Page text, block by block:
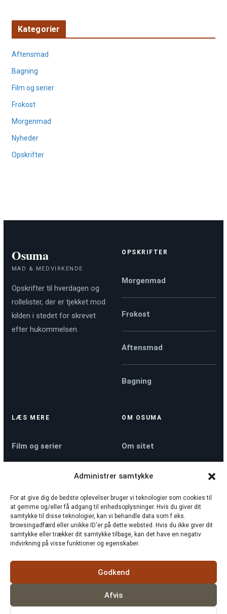
Administrer samtykke
For at give dig de bedste oplevelser bruger vi teknologier som cookies til
at gemme og/eller få adgang til enhedsoplysninger. Hvis du giver dit
samtykke til disse teknologier, kan vi behandle data som f.eks.
browsingadfærd eller unikke ID'er på dette websted. Hvis du ikke giver dit
samtykke eller trækker dit samtykke tilbage, kan det have en negativ
indvirkning på visse funktioner og egenskaber.
Godkend
Afvis
Kategorier
Aftensmad
Bagning
Film og serier
Frokost
Morgenmad
Nyheder
Opskrifter
Osuma
MAD & MEDVIRKENDE
Opskrifter til hverdagen og
rollelister, der er tjekket mod
kilden i stedet for skrevet
efter hukommelsen.
OPSKRIFTER
Morgenmad
Frokost
Aftensmad
Bagning
LÆS MERE
Film og serier
Nyheder
Sådan tjekker vi
rollelister
OM OSUMA
Om sitet
Kontakt
Privatlivspolitik
Cookiepolitik